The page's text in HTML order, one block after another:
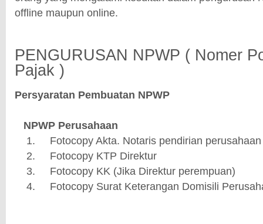
offline maupun online.
PENGURUSAN NPWP ( Nomer
Pajak )
Persyaratan Pembuatan NPWP
NPWP Perusahaan
Fotocopy Akta. Notaris pendirian perusahaan
Fotocopy KTP Direktur
Fotocopy KK (Jika Direktur perempuan)
Fotocopy Surat Keterangan Domisili